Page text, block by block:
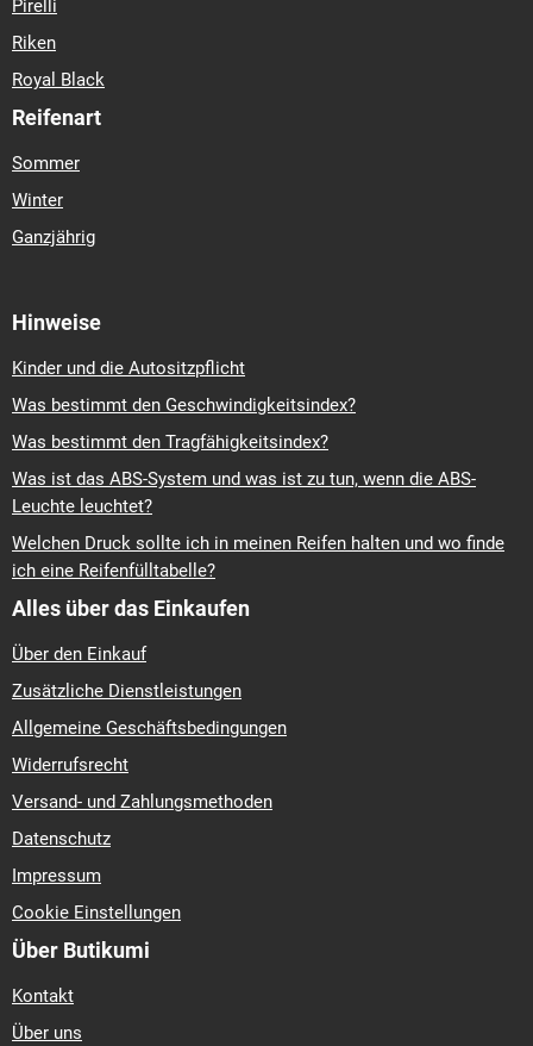
Pirelli
Riken
Royal Black
Reifenart
Sommer
Winter
Ganzjährig
Hinweise
Kinder und die Autositzpflicht
Was bestimmt den Geschwindigkeitsindex?
Was bestimmt den Tragfähigkeitsindex?
Was ist das ABS-System und was ist zu tun, wenn die ABS-
Leuchte leuchtet?
Welchen Druck sollte ich in meinen Reifen halten und wo finde
ich eine Reifenfülltabelle?
Alles über das Einkaufen
Über den Einkauf
Zusätzliche Dienstleistungen
Allgemeine Geschäftsbedingungen
Widerrufsrecht
Versand- und Zahlungsmethoden
Datenschutz
Impressum
Cookie Einstellungen
Über Butikumi
Kontakt
Über uns